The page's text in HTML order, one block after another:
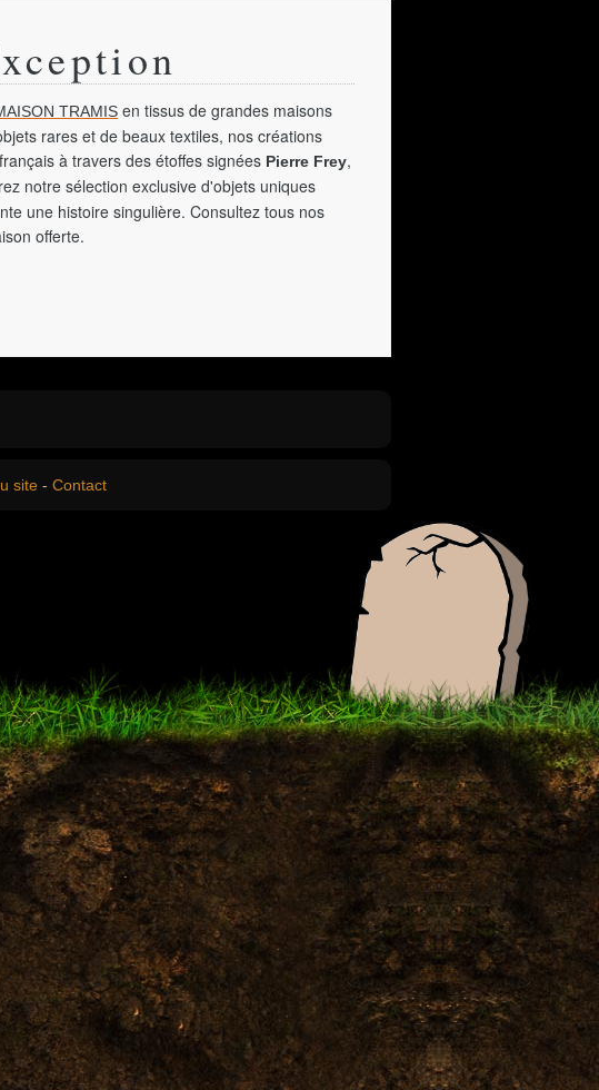
TRAMIS en tissus de grandes maisons
rares et de beaux textiles, nos créations
à travers des étoffes signées Pierre Frey,
notre sélection exclusive d'objets uniques
une histoire singulière. Consultez tous nos
offerte.
site - Contact